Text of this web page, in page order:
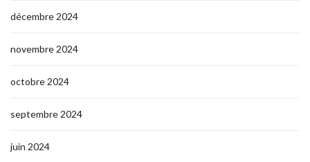
décembre 2024
novembre 2024
octobre 2024
septembre 2024
juin 2024